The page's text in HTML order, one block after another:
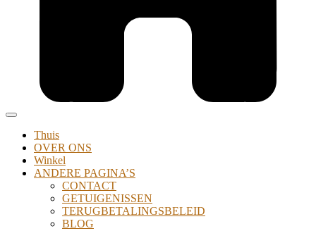
Thuis
OVER ONS
Winkel
ANDERE PAGINA’S
CONTACT
GETUIGENISSEN
TERUGBETALINGSBELEID
BLOG